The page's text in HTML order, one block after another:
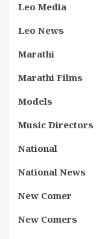
Leo Media
Leo News
Marathi
Marathi Films
Models
Music Directors
National
National News
New Comer
New Comers